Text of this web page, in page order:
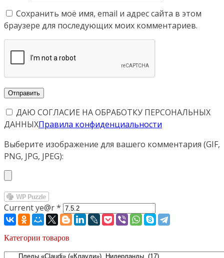
Сохранить моё имя, email и адрес сайта в этом
браузере для последующих моих комментариев.
ДАЮ СОГЛАСИЕ НА ОБРАБОТКУ ПЕРСОНАЛЬНЫХ
ДАННЫХПравила конфиденциальности
Выберите изображение для вашего комментария (GIF,
PNG, JPG, JPEG):
Current ye@r*
Категории товаров